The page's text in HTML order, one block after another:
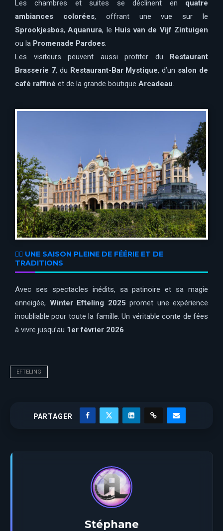
Les chambres et suites se déclinent en quatre
ambiances colorées, offrant une vue sur le
Sprookjesbos,Aquanura, le Huis van de Vijf Zintuigen
ou la Promenade Pardoes.
Les visiteurs peuvent aussi profiter du
Restaurant
Brasserie 7, du Restaurant-Bar Mystique, d’un salon de
café raffiné et de la grande boutique Arcadeau.
🧙‍♂️ UNE SAISON PLEINE DE FÉÉRIE ET DE
TRADITIONS
Avec ses spectacles inédits, sa patinoire et sa magie
enneigée, Winter Efteling 2025 promet une expérience
inoubliable pour toute la famille. Un véritable conte de fées
à vivre jusqu’au 1er février 2026.
EFTELING
PARTAGER
Stéphane